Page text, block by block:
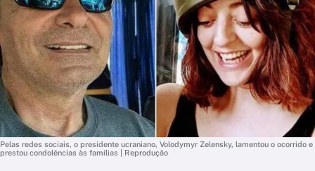
Pelas redes sociais, o presidente ucraniano, Volodymyr Zelensky, lamentou o ocorrido e
prestou condolências às famílias | Reprodução